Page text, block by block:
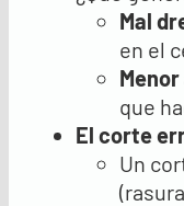
Mal
en el
que
El corte
Un